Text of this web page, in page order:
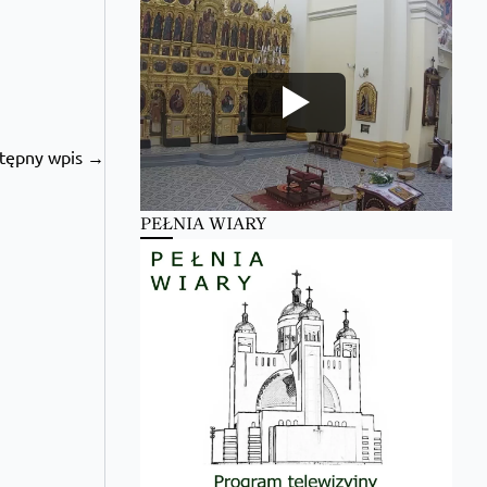
wpis →
PEŁNIA WIARY